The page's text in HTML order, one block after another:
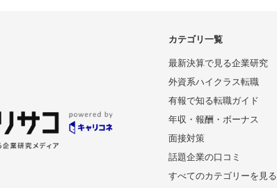
カテゴリ一覧
最新決算で見る企業研究
外資系ハイクラス転職
有報で知る転職ガイド
年収・報酬・ボーナス
面接対策
話題企業の口コミ
すべてのカテゴリーを見る